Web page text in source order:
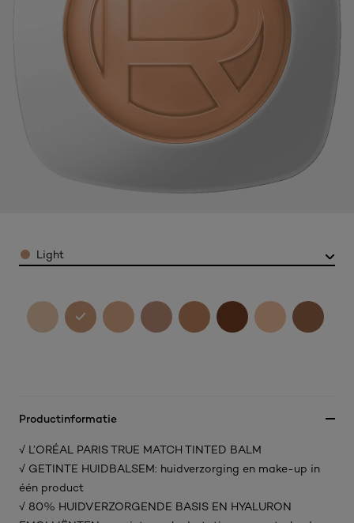
ColorLight
Productinformatie
√ L’ORÉAL PARIS TRUE MATCH TINTED BALM
√ GETINTE HUIDBALSEM: huidverzorging en make-up in
één product
√ 80% HUIDVERZORGENDE BASIS EN HYALURON